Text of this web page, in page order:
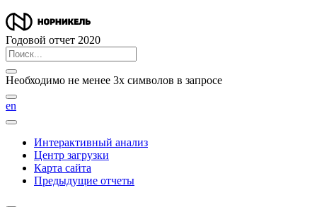
Годовой отчет 2020
Необходимо не менее 3х символов в запросе
en
Интерактивный анализ
Центр загрузки
Карта сайта
Предыдущие отчеты